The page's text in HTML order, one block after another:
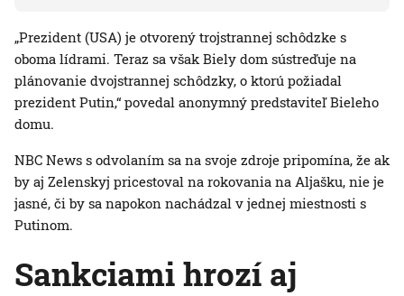
„Prezident (USA) je otvorený trojstrannej schôdzke s
oboma lídrami. Teraz sa však Biely dom sústreďuje na
plánovanie dvojstrannej schôdzky, o ktorú požiadal
prezident Putin,“ povedal anonymný predstaviteľ Bieleho
domu.
NBC News s odvolaním sa na svoje zdroje pripomína, že ak
by aj Zelenskyj pricestoval na rokovania na Aljašku, nie je
jasné, či by sa napokon nachádzal v jednej miestnosti s
Putinom.
Sankciami hrozí aj